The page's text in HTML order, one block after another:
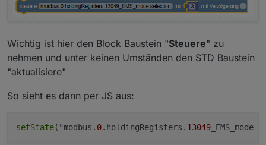
Wichtig ist hier den Block Baustein "Steuere" zu
nehmen und unter keinen Umständen den STD Baustein
"aktualisiere"
So sieht es dann per JS aus:
setState("modbus. 0.holdingRegisters. 13049